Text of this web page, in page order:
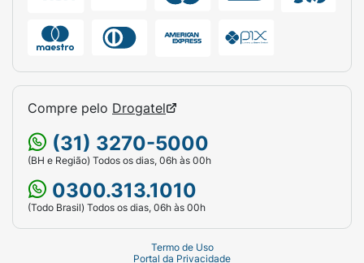
Compre pelo Drogatel
(31) 3270-5000
(BH e Região) Todos os dias, 06h às 00h
0300.313.1010
(Todo Brasil) Todos os dias, 06h às 00h
Termo de Uso
Portal da Privacidade